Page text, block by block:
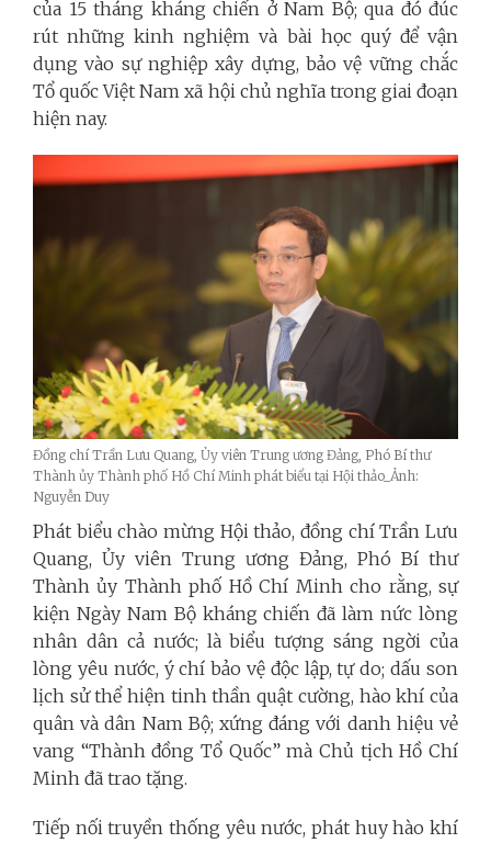
của 15 tháng kháng chiến ở Nam Bộ; qua đó đúc
rút những kinh nghiệm và bài học quý để vận
dụng vào sự nghiệp xây dựng, bảo vệ vững chắc
Tổ quốc Việt Nam xã hội chủ nghĩa trong giai đoạn
hiện nay.
Đồng chí Trần Lưu Quang, Ủy viên Trung ương Đảng, Phó Bí thư
Thành ủy Thành phố Hồ Chí Minh phát biểu tại Hội thảo_Ảnh:
Nguyễn Duy
Phát biểu chào mừng Hội thảo, đồng chí Trần Lưu
Quang, Ủy viên Trung ương Đảng, Phó Bí thư
Thành ủy Thành phố Hồ Chí Minh cho rằng, sự
kiện Ngày Nam Bộ kháng chiến đã làm nức lòng
nhân dân cả nước; là biểu tượng sáng ngời của
lòng yêu nước, ý chí bảo vệ độc lập, tự do; dấu son
lịch sử thể hiện tinh thần quật cường, hào khí của
quân và dân Nam Bộ; xứng đáng với danh hiệu vẻ
vang “Thành đồng Tổ Quốc” mà Chủ tịch Hồ Chí
Minh đã trao tặng.
Tiếp nối truyền thống yêu nước, phát huy hào khí